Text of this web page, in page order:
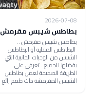
2026-07-08
بطاطس شيبس مقرمش
بطاطس شيبس مقرمش ..
البطاطس المقلية أو البطاطس
الشيبس من الوجبات الجانبية التي
يفضلها الجميع.. تعرفى على
الطريقة الصحيحة لعمل بطاطس
الشيبس المقرمشة ذات طعم رائع